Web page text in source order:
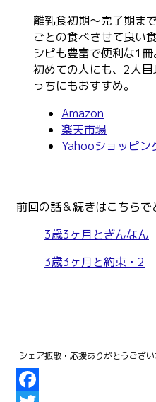
離乳食初期〜完了期ま
ごとの食べさせて良い
シピも豊富で便利な1冊
初めての人にも、2人
っちにもおすすめ。
Amazon
楽天市場
Yahooショッピン
前回の話＆続きはこちらで
3歳3ヶ月とぎんなん
3歳3ヶ月と約束・2